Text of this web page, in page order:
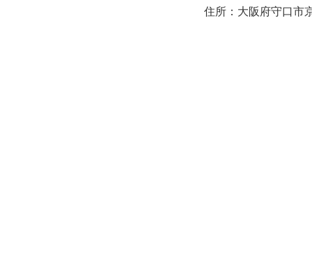
住所：大阪府守口市